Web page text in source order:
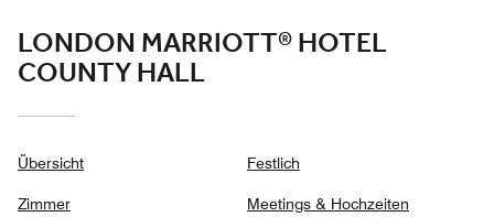
LONDON MARRIOTT® HOTEL
COUNTY HALL
Übersicht
Zimmer
Festlich
Meetings & Hochzeiten